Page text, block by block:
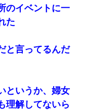
のイベントに一
た
と言ってるんだ
というか、婦女
理解してないら